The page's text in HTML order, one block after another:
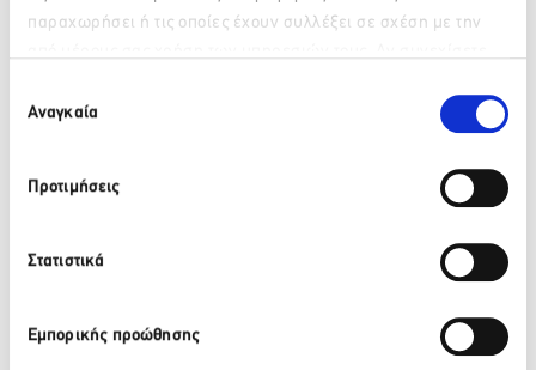
παραχωρήσει ή τις οποίες έχουν συλλέξει σε σχέση με την
των Cookies μας.
συγκατάθεσης
Αναγκαία
Προτιμήσεις
Στατιστικά
Εμπορικής προώθησης
Πίσω